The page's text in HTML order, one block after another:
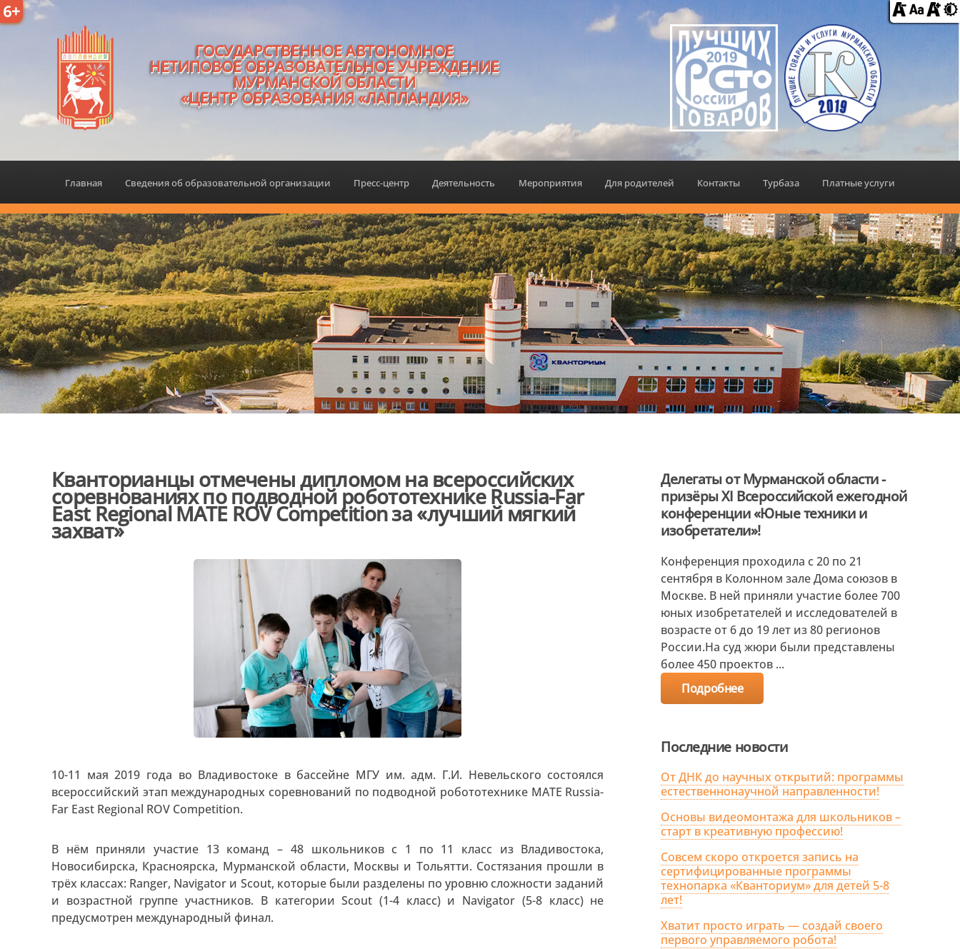
6+
ГОСУДАРСТВЕННОЕ АВТОНОМНОЕ
НЕТИПОВОЕ ОБРАЗОВАТЕЛЬНОЕ УЧРЕЖДЕНИЕ
МУРМАНСКОЙ ОБЛАСТИ
«ЦЕНТР ОБРАЗОВАНИЯ «ЛАПЛАНДИЯ»
Главная Сведения об образовательной организации Пресс-центр Деятельность Мероприятия Для родителей Контакты Турбаза Платные услуги
Кванторианцы отмечены дипломом на всероссийских
соревнованиях по подводной робототехнике Russia-Far
East Regional MATE ROV Competition за «лучший мягкий
захват»
10-11 мая 2019 года во Владивостоке в бассейне МГУ им. адм. Г.И. Невельского состоялся
всероссийский этап международных соревнований по подводной робототехнике MATE Russia-
Far East Regional ROV Competition.
В нём приняли участие 13 команд – 48 школьников с 1 по 11 класс из Владивостока,
Новосибирска, Красноярска, Мурманской области, Москвы и Тольятти. Состязания прошли в
трёх классах: Ranger, Navigator и Scout, которые были разделены по уровню сложности заданий
и возрастной группе участников. В категории Scout (1-4 класс) и Navigator (5-8 класс) не
предусмотрен международный финал.
Делегаты от Мурманской области -
призёры XI Всероссийской ежегодной
конференции «Юные техники и
изобретатели»!
Конференция проходила с 20 по 21
сентября в Колонном зале Дома союзов в
Москве. В ней приняли участие более 700
юных изобретателей и исследователей в
возрасте от 6 до 19 лет из 80 регионов
России.На суд жюри были представлены
более 450 проектов ...
Подробнее
Последние новости
От ДНК до научных открытий: программы
естественнонаучной направленности!
Основы видеомонтажа для школьников –
старт в креативную профессию!
Совсем скоро откроется запись на
сертифицированные программы
технопарка «Кванториум» для детей 5-8
лет!
Хватит просто играть — создай своего
первого управляемого робота!